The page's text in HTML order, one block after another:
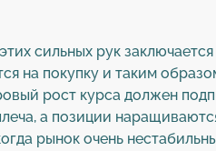
сильных рук
на покупку и таким
рост курса должен
а позиции
рынок очень